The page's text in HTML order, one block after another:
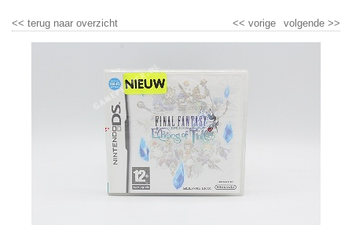
<< terug naar overzicht volgende >>
<< vorige